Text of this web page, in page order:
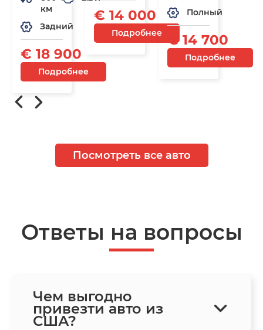
км
Задний
€ 18 900
Подробнее
€ 14 000
Подробнее
Полный
€ 14 700
Подробнее
Посмотреть все авто
Ответы на вопросы
Чем выгодно
привезти авто из
США?